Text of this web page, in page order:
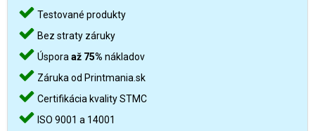
Testované produkty
Bez straty záruky
Úspora až 75% nákladov
Záruka od Printmania.sk
Certifikácia kvality STMC
ISO 9001 a 14001